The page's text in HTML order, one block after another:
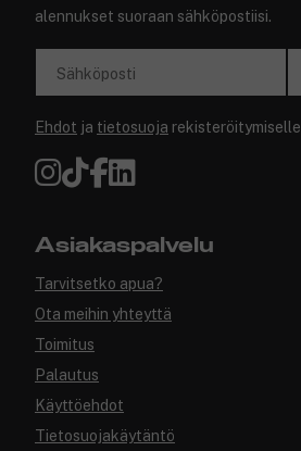
alennukset suoraan sähköpostiisi.
Sähköposti
Ehdot ja tietosuoja rekisteröitymiselle
Asiakaspalvelu
Tarvitsetko apua?
Ota meihin yhteyttä
Toimitus
Palautus
Käyttöehdot
Tietosuojakäytäntö